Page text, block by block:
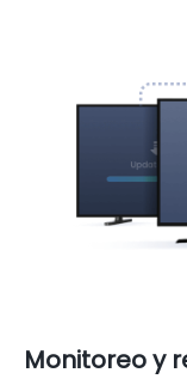
Monitoreo y